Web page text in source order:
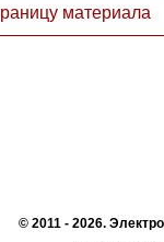
материала
© 2011 - 2026.